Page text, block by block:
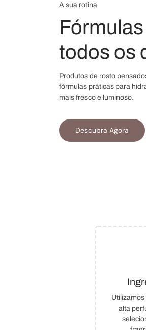
A sua rotina
todos os
Produtos de rosto
fórmulas práticas para
mais fresco e luminoso.
Descubra Agora
alta